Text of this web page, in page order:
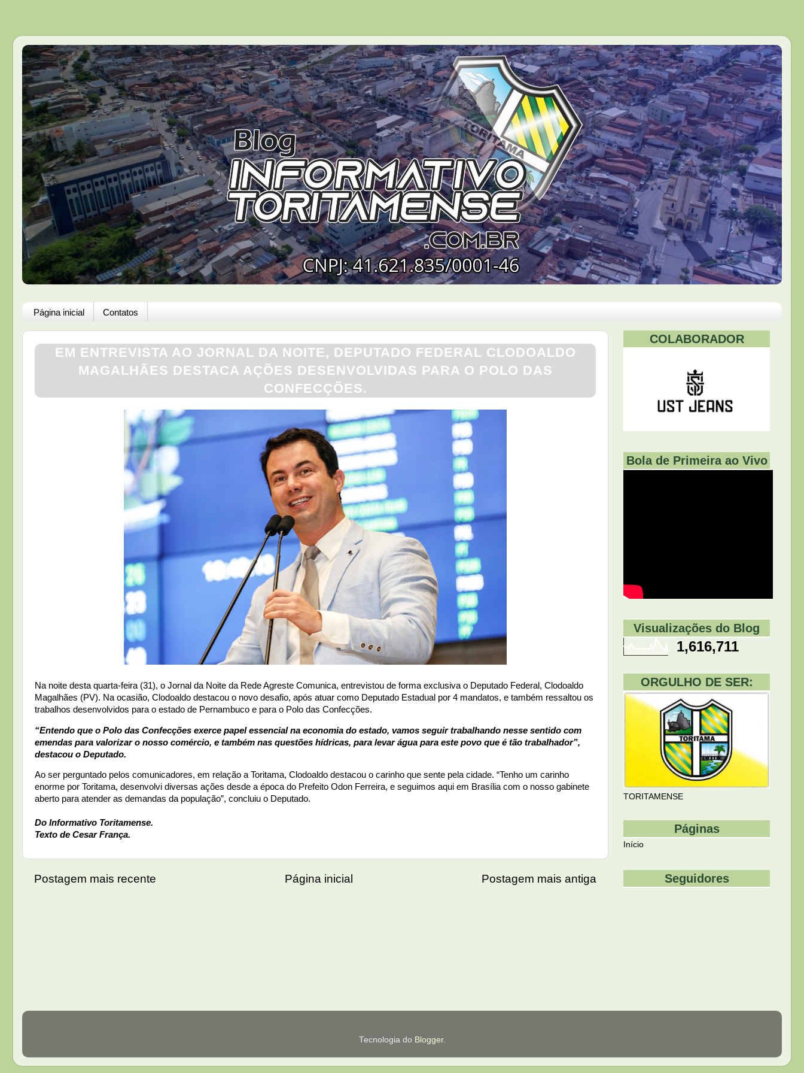
Página inicial Contatos
EM ENTREVISTA AO JORNAL DA NOITE, DEPUTADO FEDERAL CLODOALDO
MAGALHÃES DESTACA AÇÕES DESENVOLVIDAS PARA O POLO DAS
CONFECÇÕES.
Na noite desta quarta-feira (31), o Jornal da Noite da Rede Agreste Comunica, entrevistou de forma exclusiva o Deputado Federal, Clodoaldo
Magalhães (PV). Na ocasião, Clodoaldo destacou o novo desafio, após atuar como Deputado Estadual por 4 mandatos, e também ressaltou os
trabalhos desenvolvidos para o estado de Pernambuco e para o Polo das Confecções.
“Entendo que o Polo das Confecções exerce papel essencial na economia do estado, vamos seguir trabalhando nesse sentido com
emendas para valorizar o nosso comércio, e também nas questões hídricas, para levar água para este povo que é tão trabalhador”,
destacou o Deputado.
Ao ser perguntado pelos comunicadores, em relação a Toritama, Clodoaldo destacou o carinho que sente pela cidade. “Tenho um carinho
enorme por Toritama, desenvolvi diversas ações desde a época do Prefeito Odon Ferreira, e seguimos aqui em Brasília com o nosso gabinete
aberto para atender as demandas da população”, concluiu o Deputado.
Do Informativo Toritamense.
Texto de Cesar França.
Postagem mais recente Postagem mais antiga
Página inicial
COLABORADOR
Bola de Primeira ao Vivo
Visualizações do Blog
1,616,711
ORGULHO DE SER:
TORITAMENSE
Páginas
Início
Seguidores
Tecnologia do Blogger.